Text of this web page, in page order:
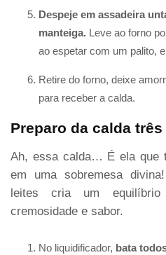
Despeje em assadeira
manteiga. Leve ao forno
ao espetar com um palito,
Retire do forno, deixe
para receber a calda.
Preparo da calda
Ah, essa calda… É ela que
em uma sobremesa
leites cria um equilíbrio
cremosidade e sabor.
No liquidificador, bata